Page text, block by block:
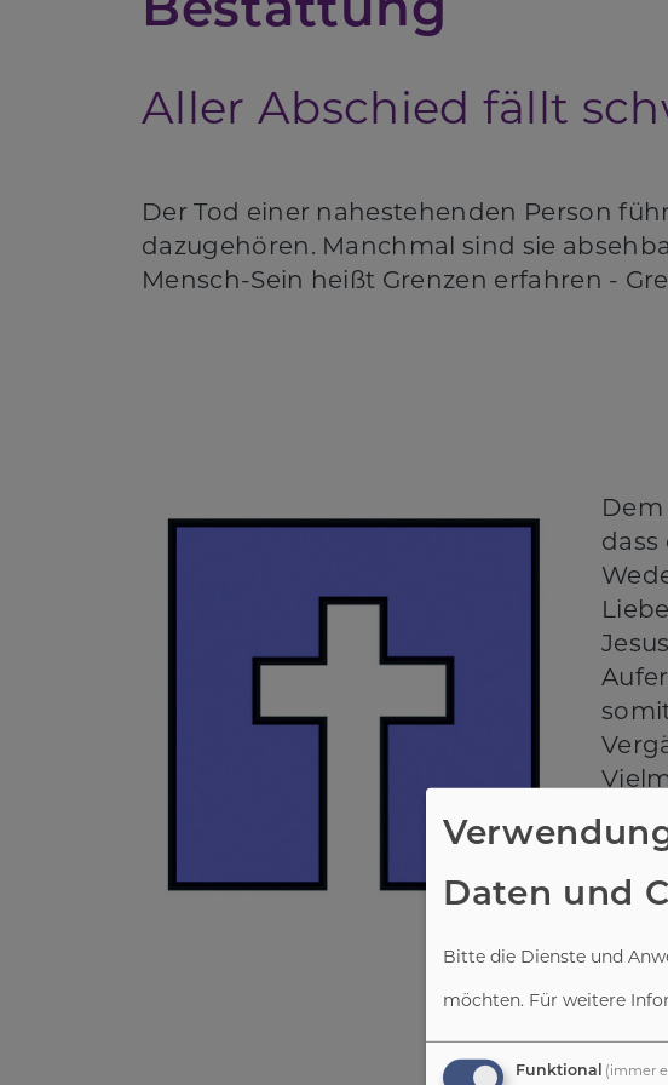
Bestattung
Aller Abschied fällt
Der Tod einer nahestehenden Person
dazugehören. Manchmal sind sie
Mensch-Sein heißt Grenzen erfahren -
dass
uns
Daten und
Bitte die Dienste und
möchten. Für weitere
Funktional (immer